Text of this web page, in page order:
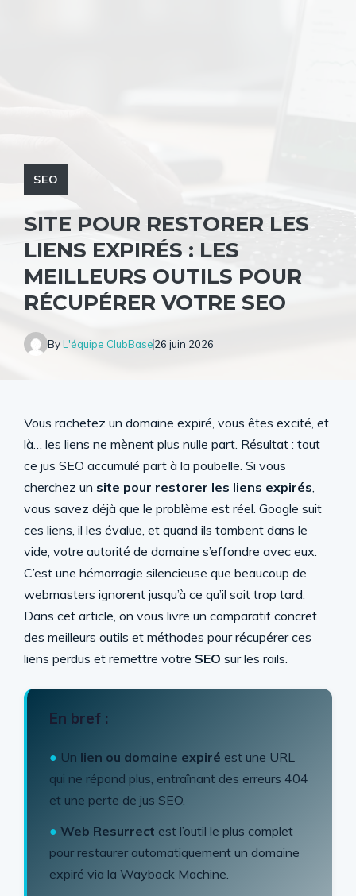
SEO
SITE POUR RESTORER LES
LIENS EXPIRÉS : LES
MEILLEURS OUTILS POUR
RÉCUPÉRER VOTRE SEO
ByL'équipe ClubBase26 juin 2026
Vous rachetez un domaine expiré, vous êtes excité, et
là… les liens ne mènent plus nulle part. Résultat : tout
ce jus SEO accumulé part à la poubelle. Si vous
cherchez un site pour restorer les liens expirés,
vous savez déjà que le problème est réel. Google suit
ces liens, il les évalue, et quand ils tombent dans le
vide, votre autorité de domaine s’effondre avec eux.
C’est une hémorragie silencieuse que beaucoup de
webmasters ignorent jusqu’à ce qu’il soit trop tard.
Dans cet article, on vous livre un comparatif concret
des meilleurs outils et méthodes pour récupérer ces
liens perdus et remettre votre SEO sur les rails.
En bref :
● Un lien ou domaine expiré est une URL
qui ne répond plus, entraînant des erreurs 404
et une perte de jus SEO.
● Web Resurrect est l’outil le plus complet
pour restaurer automatiquement un domaine
expiré via la Wayback Machine.